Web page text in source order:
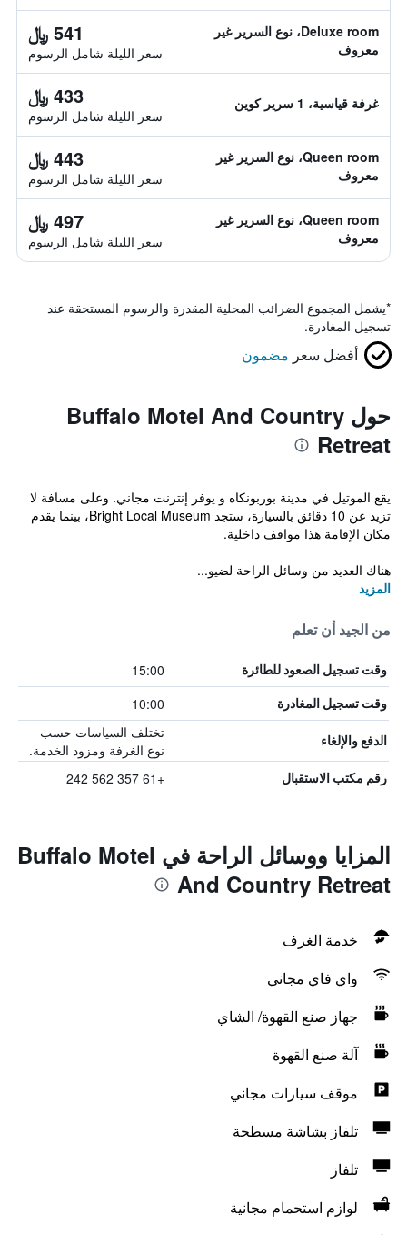
Deluxe room، نوع السرير غير
معروف
541 ﷼
سعر الليلة شامل الرسوم
غرفة قياسية، 1 سرير كوين 433 ﷼
سعر الليلة شامل الرسوم
Queen room، نوع السرير غير
معروف
443 ﷼
سعر الليلة شامل الرسوم
Queen room، نوع السرير غير
معروف
497 ﷼
سعر الليلة شامل الرسوم
*يشمل المجموع الضرائب المحلية المقدرة والرسوم المستحقة عند
تسجيل المغادرة.
أفضل سعر مضمون
حول Buffalo Motel And Country
Retreat
يقع الموتيل في مدينة بوربونكاه و يوفر إنترنت مجاني. وعلى مسافة لا
تزيد عن 10 دقائق بالسيارة، ستجد Bright Local Museum، بينما يقدم
مكان الإقامة هذا مواقف داخلية.
هناك العديد من وسائل الراحة لضيو...
المزيد
من الجيد أن تعلم
وقت تسجيل الصعود للطائرة 15:00
وقت تسجيل المغادرة 10:00
الدفع والإلغاء
تختلف السياسات حسب
نوع الغرفة ومزود الخدمة.
رقم مكتب الاستقبال +61 357 562 242
المزايا ووسائل الراحة في Buffalo Motel
And Country Retreat
خدمة الغرف
واي فاي مجاني
جهاز صنع القهوة/ الشاي
آلة صنع القهوة
موقف سيارات مجاني
تلفاز بشاشة مسطحة
تلفاز
لوازم استحمام مجانية